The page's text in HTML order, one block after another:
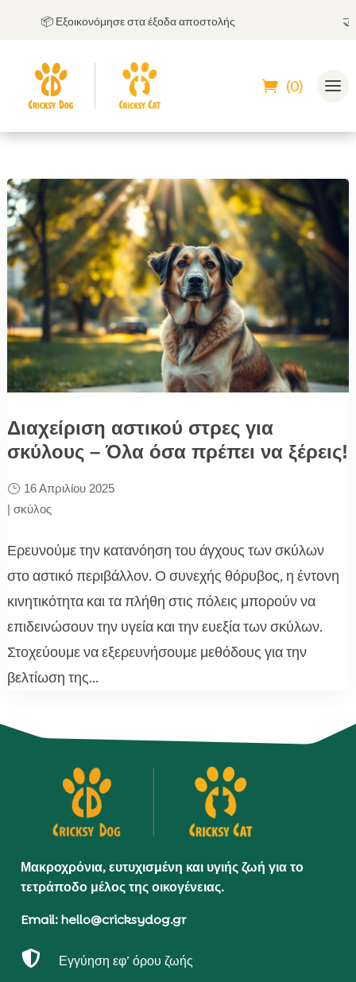
📦 Εξοικονόμησε στα έξοδα αποστολής
(0)
Διαχείριση αστικού στρες για
σκύλους – Όλα όσα πρέπει να ξέρεις!
16 Απριλίου 2025
| σκύλος
Ερευνούμε την κατανόηση του άγχους των σκύλων
στο αστικό περιβάλλον. Ο συνεχής θόρυβος, η έντονη
κινητικότητα και τα πλήθη στις πόλεις μπορούν να
επιδεινώσουν την υγεία και την ευεξία των σκύλων.
Στοχεύουμε να εξερευνήσουμε μεθόδους για την
βελτίωση της...
Μακροχρόνια, ευτυχισμένη και υγιής ζωή για το
τετράποδο μέλος της οικογένειας.
Email: hello@cricksydog.gr
 Εγγύηση εφ’ όρου ζωής